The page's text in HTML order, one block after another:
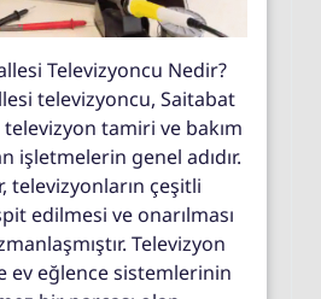
Televizyoncu Nedir?
televizyoncu, Saitabat
tamiri ve bakım
işletmelerin genel adıdır.
televizyonların çeşitli
edilmesi ve onarılması
Televizyon
ev eğlence sistemlerinin